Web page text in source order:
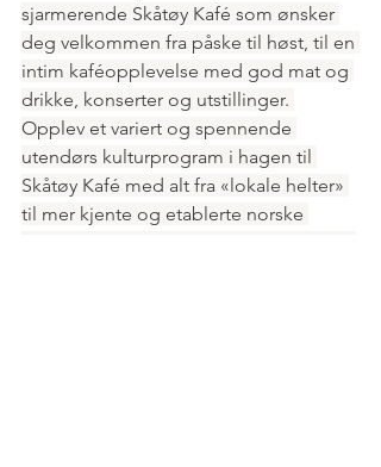
sjarmerende Skåtøy Kafé som ønsker
deg velkommen fra påske til høst, til en
intim kaféopplevelse med god mat og
drikke, konserter og utstillinger.
Opplev et variert og spennende
utendørs kulturprogram i hagen til
Skåtøy Kafé med alt fra «lokale helter»
til mer kjente og etablerte norske